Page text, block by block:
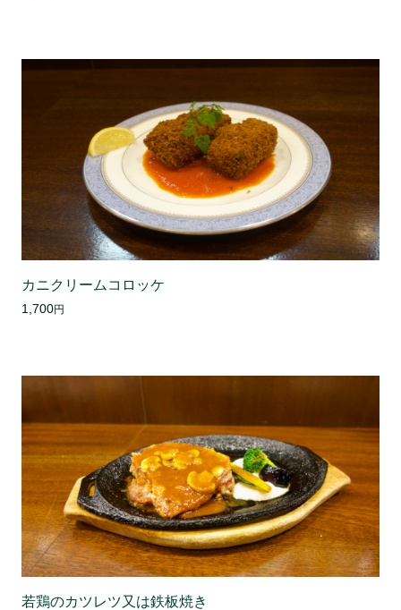
カニクリームコロッケ
1,700円
若鶏のカツレツ又は鉄板焼き